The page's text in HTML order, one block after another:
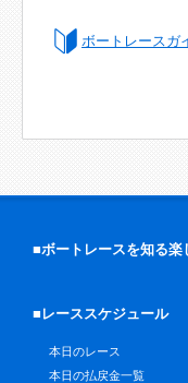
ボートレースガ
■ボートレースを知る楽
■レーススケジュール
本日のレース
本日の払戻金一覧